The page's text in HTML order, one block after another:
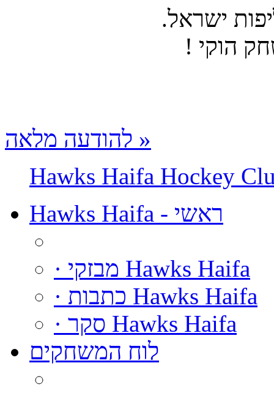
ישראל.
הוקי !
להודעה מלאה »
Hawks Haifa Hockey
Hawks Haifa - ראשי
· מבזקי Hawks Haifa
· כתבות Hawks Haifa
· סקר Hawks Haifa
לוח המשחקים